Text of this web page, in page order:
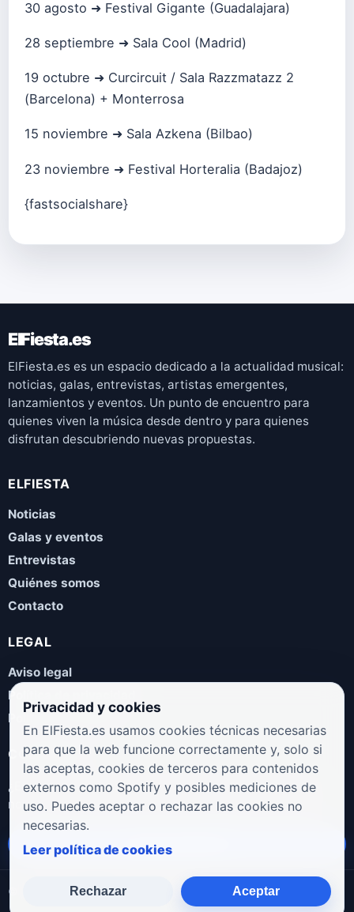
30 agosto ➜ Festival Gigante (Guadalajara)
28 septiembre ➜ Sala Cool (Madrid)
19 octubre ➜ Curcircuit / Sala Razzmatazz 2
(Barcelona) + Monterrosa
15 noviembre ➜ Sala Azkena (Bilbao)
23 noviembre ➜ Festival Horteralia (Badajoz)
{fastsocialshare}
ElFiesta.es
ElFiesta.es es un espacio dedicado a la actualidad musical:
noticias, galas, entrevistas, artistas emergentes,
lanzamientos y eventos. Un punto de encuentro para
quienes viven la música desde dentro y para quienes
disfrutan descubriendo nuevas propuestas.
ELFIESTA
Noticias
Galas y eventos
Entrevistas
Quiénes somos
Contacto
LEGAL
Aviso legal
Política de privacidad
Política de cookies
COLABORA
¿Eres artista, manager, sello o promotor? Envíanos tus
novedades, galas, entrevistas o propuestas musicales.
Enviar propuesta
© 2026 ElFiesta.es Noticias · Galas · Entrevistas · Música
Privacidad y cookies
En ElFiesta.es usamos cookies técnicas necesarias
para que la web funcione correctamente y, solo si
las aceptas, cookies de terceros para contenidos
externos como Spotify y posibles mediciones de
uso. Puedes aceptar o rechazar las cookies no
necesarias.
Leer política de cookies
Rechazar Aceptar